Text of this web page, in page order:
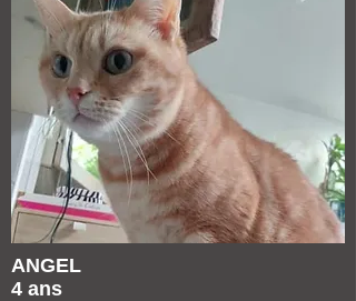
ANGEL
4 ans